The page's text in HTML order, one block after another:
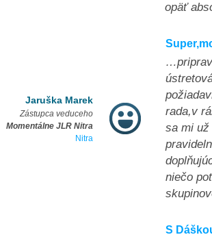
opäť
Jaruška Marek
Zástupca veduceho
Momentálne JLR Nitra
Nitra
rada,v
sa mi už
niečo
S